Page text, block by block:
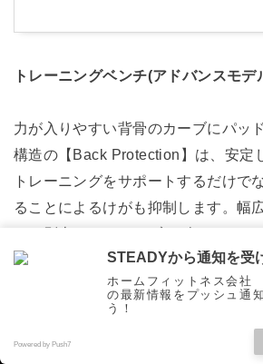
トレーニングベンチ(アドバンスモデ
力が入りやすい背骨のカーブにパッ
構造の【Back Protection】は、安定
トレーニングをサポートするだけで
ることによるけがも抑制します。幅
で、別売りのチューブやダンベルと
約1畳分のスペースでマルチなトレー
STEADYから通知を受
ホームフィットネ
の最新情報をプッシュ通
う！
Powered by Push7